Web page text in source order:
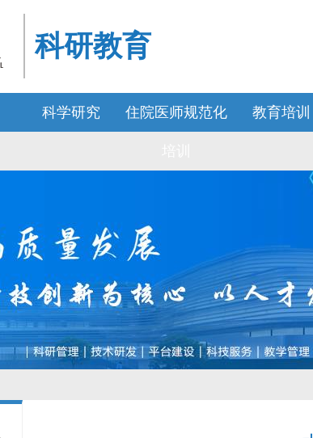
科研教育
科学研究 住院医师规范化 教育培训